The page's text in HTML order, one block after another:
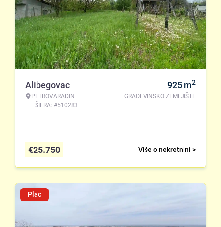
Alibegovac
PETROVARADIN
ŠIFRA: #510283
925 m2
GRAĐEVINSKO ZEMLJIŠTE
Više o nekretnini >
€25.750
Plac